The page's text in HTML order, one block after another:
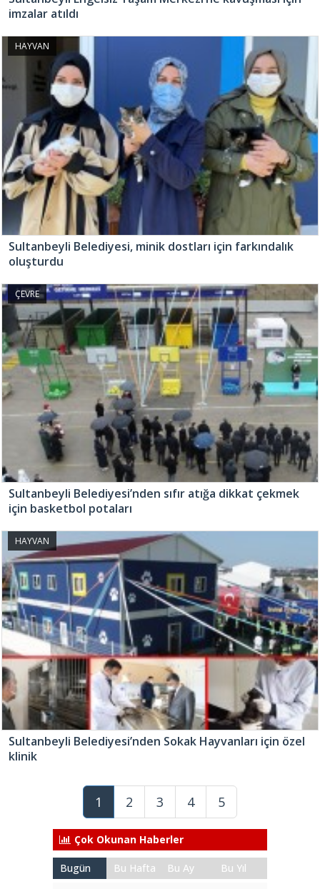
imzalar atıldı
HAYVAN
Sultanbeyli Belediyesi, minik dostları için farkındalık
oluşturdu
ÇEVRE
Sultanbeyli Belediyesi’nden sıfır atığa dikkat çekmek
için basketbol potaları
HAYVAN
Sultanbeyli Belediyesi’nden Sokak Hayvanları için özel
klinik
1 2 3 4 5
Çok Okunan Haberler
Bugün Bu Hafta Bu Ay Bu Yıl